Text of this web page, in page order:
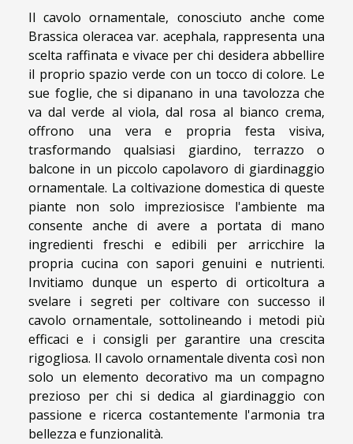
Il cavolo ornamentale, conosciuto anche come
Brassica oleracea var. acephala, rappresenta una
scelta raffinata e vivace per chi desidera abbellire
il proprio spazio verde con un tocco di colore. Le
sue foglie, che si dipanano in una tavolozza che
va dal verde al viola, dal rosa al bianco crema,
offrono una vera e propria festa visiva,
trasformando qualsiasi giardino, terrazzo o
balcone in un piccolo capolavoro di giardinaggio
ornamentale. La coltivazione domestica di queste
piante non solo impreziosisce l'ambiente ma
consente anche di avere a portata di mano
ingredienti freschi e edibili per arricchire la
propria cucina con sapori genuini e nutrienti.
Invitiamo dunque un esperto di orticoltura a
svelare i segreti per coltivare con successo il
cavolo ornamentale, sottolineando i metodi più
efficaci e i consigli per garantire una crescita
rigogliosa. Il cavolo ornamentale diventa così non
solo un elemento decorativo ma un compagno
prezioso per chi si dedica al giardinaggio con
passione e ricerca costantemente l'armonia tra
bellezza e funzionalità.